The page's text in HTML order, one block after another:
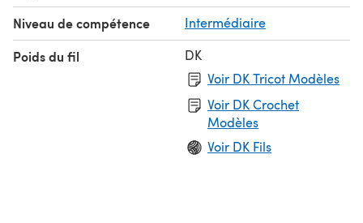
Niveau de compétence Intermédiaire
Poids du fil
DK
Voir DK Tricot Modèles
Voir DK Crochet
Modèles
Voir DK Fils